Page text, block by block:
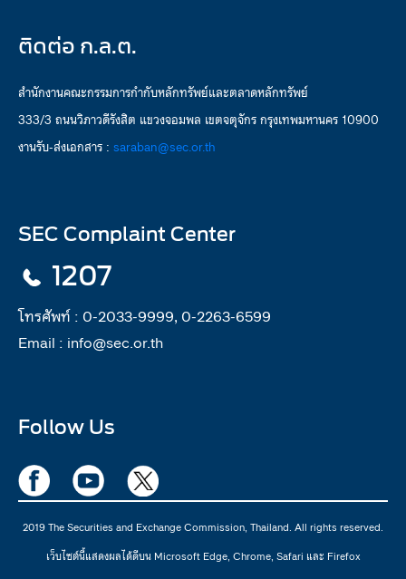
ติดต่อ ก.ล.ต.
สำนักงานคณะกรรมการกำกับหลักทรัพย์และตลาดหลักทรัพย์
333/3 ถนนวิภาวดีรังสิต แขวงจอมพล เขตจตุจักร กรุงเทพมหานคร 10900
งานรับ-ส่งเอกสาร : saraban@sec.or.th
SEC Complaint Center
1207
โทรศัพท์ : 0-2033-9999, 0-2263-6599
Email : info@sec.or.th
Follow Us
2019 The Securities and Exchange Commission, Thailand. All rights reserved.
เว็บไซต์นี้แสดงผลได้ดีบน Microsoft Edge, Chrome, Safari และ Firefox